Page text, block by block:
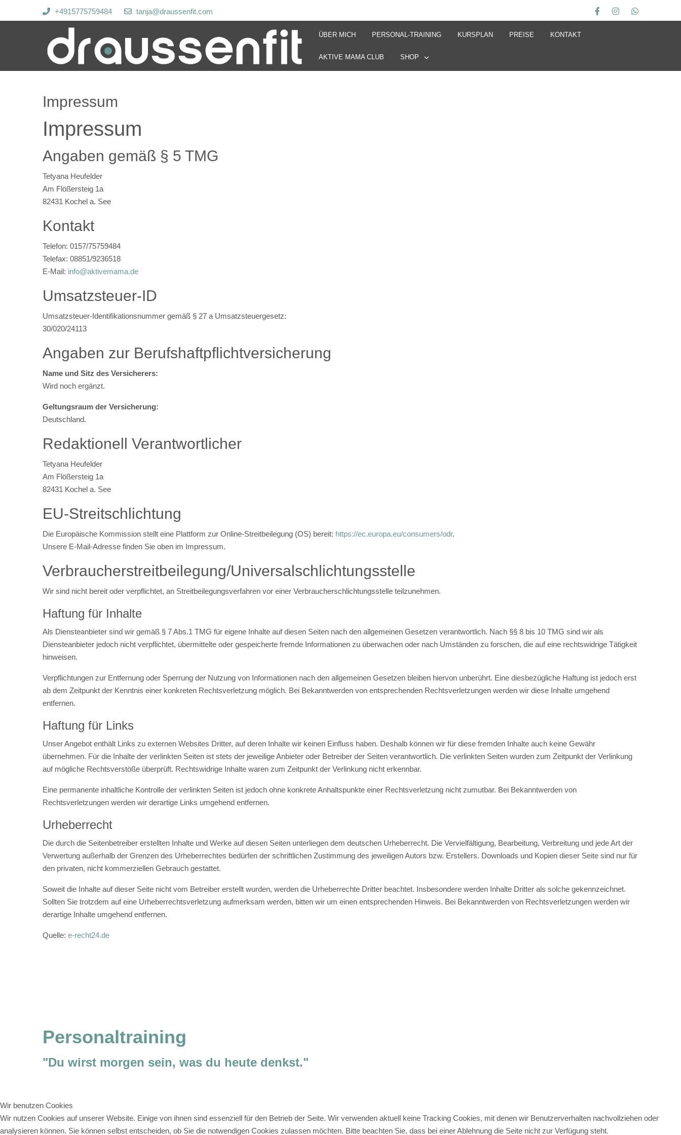
+4915775759484 tanja@draussenfit.com
ÜBER MICH PERSONAL-TRAINING KURSPLAN PREISE KONTAKT
AKTIVE MAMA CLUB SHOP
Impressum
Impressum
Angaben gemäß § 5 TMG
Tetyana Heufelder
Am Flößersteig 1a
82431 Kochel a. See
Kontakt
Telefon: 0157/75759484
Telefax: 08851/9236518
E-Mail: info@aktivemama.de
Umsatzsteuer-ID
Umsatzsteuer-Identifikationsnummer gemäß § 27 a Umsatzsteuergesetz:
30/020/24113
Angaben zur Berufshaftpflichtversicherung
Name und Sitz des Versicherers:
Wird noch ergänzt.
Geltungsraum der Versicherung:
Deutschland.
Redaktionell Verantwortlicher
Tetyana Heufelder
Am Flößersteig 1a
82431 Kochel a. See
EU-Streitschlichtung
Die Europäische Kommission stellt eine Plattform zur Online-Streitbeilegung (OS) bereit: https://ec.europa.eu/consumers/odr.
Unsere E-Mail-Adresse finden Sie oben im Impressum.
Verbraucher­streit­beilegung/Universal­schlichtungs­stelle
Wir sind nicht bereit oder verpflichtet, an Streitbeilegungsverfahren vor einer Verbraucherschlichtungsstelle teilzunehmen.
Haftung für Inhalte
Als Diensteanbieter sind wir gemäß § 7 Abs.1 TMG für eigene Inhalte auf diesen Seiten nach den allgemeinen Gesetzen verantwortlich. Nach §§ 8 bis 10 TMG sind wir als
Diensteanbieter jedoch nicht verpflichtet, übermittelte oder gespeicherte fremde Informationen zu überwachen oder nach Umständen zu forschen, die auf eine rechtswidrige Tätigkeit
hinweisen.
Verpflichtungen zur Entfernung oder Sperrung der Nutzung von Informationen nach den allgemeinen Gesetzen bleiben hiervon unberührt. Eine diesbezügliche Haftung ist jedoch erst
ab dem Zeitpunkt der Kenntnis einer konkreten Rechtsverletzung möglich. Bei Bekanntwerden von entsprechenden Rechtsverletzungen werden wir diese Inhalte umgehend
entfernen.
Haftung für Links
Unser Angebot enthält Links zu externen Websites Dritter, auf deren Inhalte wir keinen Einfluss haben. Deshalb können wir für diese fremden Inhalte auch keine Gewähr
übernehmen. Für die Inhalte der verlinkten Seiten ist stets der jeweilige Anbieter oder Betreiber der Seiten verantwortlich. Die verlinkten Seiten wurden zum Zeitpunkt der Verlinkung
auf mögliche Rechtsverstöße überprüft. Rechtswidrige Inhalte waren zum Zeitpunkt der Verlinkung nicht erkennbar.
Eine permanente inhaltliche Kontrolle der verlinkten Seiten ist jedoch ohne konkrete Anhaltspunkte einer Rechtsverletzung nicht zumutbar. Bei Bekanntwerden von
Rechtsverletzungen werden wir derartige Links umgehend entfernen.
Urheberrecht
Die durch die Seitenbetreiber erstellten Inhalte und Werke auf diesen Seiten unterliegen dem deutschen Urheberrecht. Die Vervielfältigung, Bearbeitung, Verbreitung und jede Art der
Verwertung außerhalb der Grenzen des Urheberrechtes bedürfen der schriftlichen Zustimmung des jeweiligen Autors bzw. Erstellers. Downloads und Kopien dieser Seite sind nur für
den privaten, nicht kommerziellen Gebrauch gestattet.
Soweit die Inhalte auf dieser Seite nicht vom Betreiber erstellt wurden, werden die Urheberrechte Dritter beachtet. Insbesondere werden Inhalte Dritter als solche gekennzeichnet.
Sollten Sie trotzdem auf eine Urheberrechtsverletzung aufmerksam werden, bitten wir um einen entsprechenden Hinweis. Bei Bekanntwerden von Rechtsverletzungen werden wir
derartige Inhalte umgehend entfernen.
Quelle: e-recht24.de
Personaltraining
"Du wirst morgen sein, was du heute denkst."
Mehr Lebensfreude, Gesundheit und Energie. Das
alles kannst du beim Training mit mir in der Natur
erreichen.Ich begleite dich bei einem 60 oder 90-
Wir benutzen Cookies
Wir nutzen Cookies auf unserer Website. Einige von ihnen sind essenziell für den Betrieb der Seite. Wir verwenden aktuell keine Tracking Cookies, mit denen wir Benutzerverhalten nachvollziehen oder
analysieren können. Sie können selbst entscheiden, ob Sie die notwendigen Cookies zulassen möchten. Bitte beachten Sie, dass bei einer Ablehnung die Seite nicht zur Verfügung steht.